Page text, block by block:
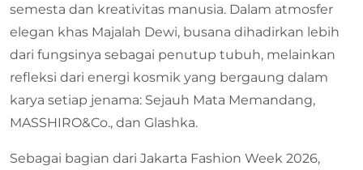
semesta dan kreativitas manusia. Dalam atmosfer
elegan khas Majalah Dewi, busana dihadirkan lebih
dari fungsinya sebagai penutup tubuh, melainkan
refleksi dari energi kosmik yang bergaung dalam
karya setiap jenama: Sejauh Mata Memandang,
MASSHIRO&Co., dan Glashka.
Sebagai bagian dari Jakarta Fashion Week 2026,